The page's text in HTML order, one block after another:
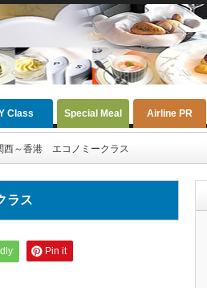
Class Special Meal Airline PR
～香港 エコノミークラス
ラス
Pin it